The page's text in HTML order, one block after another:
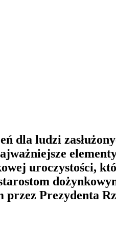
dla ludzi
uroczystości,
Prezydenta